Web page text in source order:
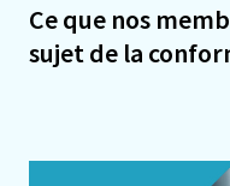
Ce que nos
sujet de la